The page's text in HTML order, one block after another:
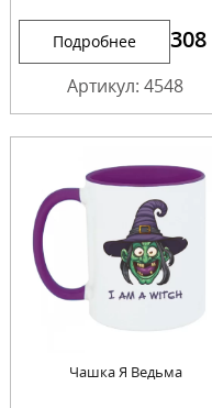
Подробнее 308
Артикул: 4548
Чашка Я Ведьма